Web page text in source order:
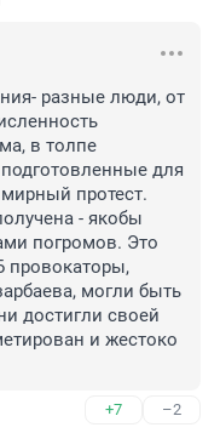
разные люди, от
в толпе
для
протест.
- якобы
погромов. Это
провокаторы,
могли быть
достигли своей
и жестоко
+7 –2